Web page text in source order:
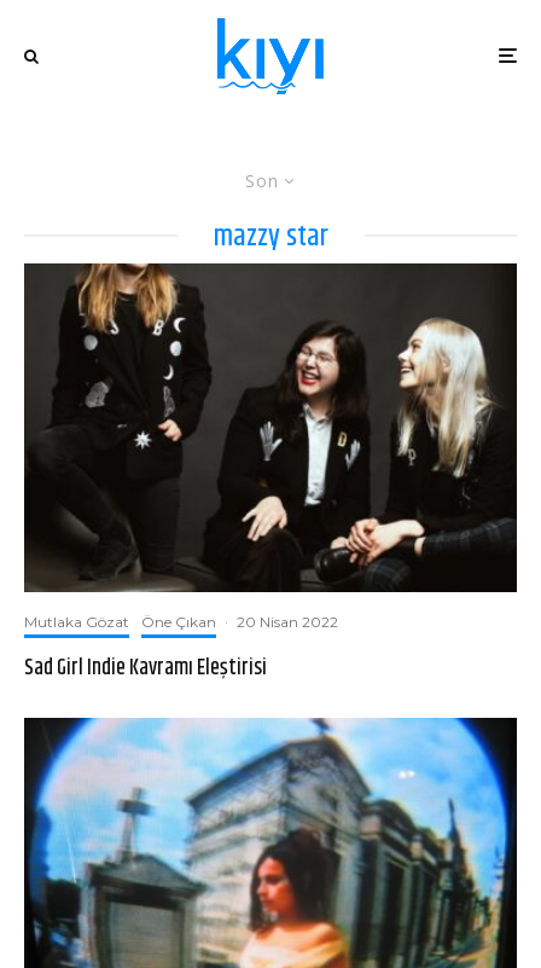
Son
mazzy star
Mutlaka Gözat Öne Çıkan · 20 Nisan 2022
Sad Girl Indie Kavramı Eleştirisi